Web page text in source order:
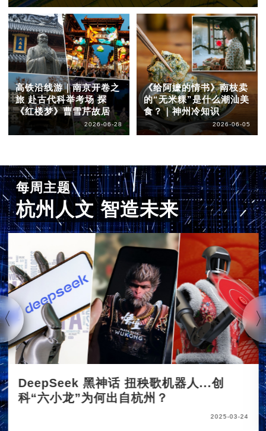
高铁沿线游｜南京开卷之
旅 赴古代科举考场 探
《红楼梦》曹雪芹故居
2026-06-28
《给阿嬷的情书》南枝卖
的“无米粿”是什么潮汕美
食？｜神州冷知识
2026-06-05
每周主题
杭州人文 智造未来
DeepSeek 黑神话 扭秧歌机器人...创
科“六小龙”为何出自杭州？
2025-03-24